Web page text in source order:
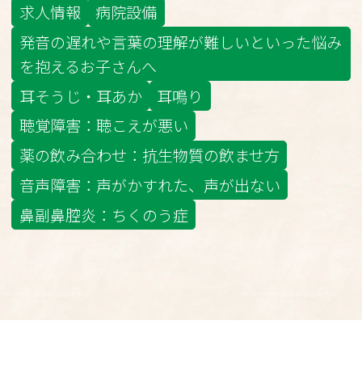
求人情報
病院設備
発音の遅れや言葉の理解が難しいといった悩み
を抱えるお子さんへ
耳そうじ・耳あか
耳鳴り
聴覚障害：聴こえが悪い
薬の飲み合わせ：抗生物質の飲ませ方
音声障害：声がかすれた、声が出ない
鼻副鼻腔炎：ちくのう症